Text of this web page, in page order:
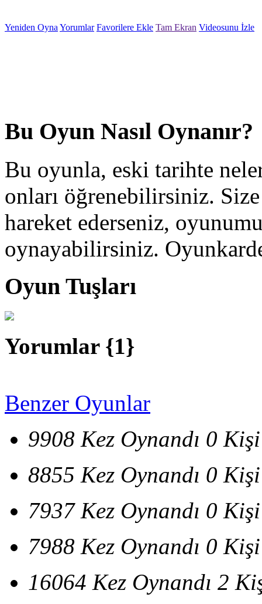
Yeniden Oyna Yorumlar Favorilere Ekle Tam Ekran Videosunu İzle
Bu Oyun Nasıl Oynanır?
Bu oyunla, eski tarihte
onları öğrenebilirsiniz.
hareket ederseniz,
oynayabilirsiniz.
Oyun Tuşları
Yorumlar {1}
Benzer Oyunlar
9908 Kez Oynandı 0
8855 Kez Oynandı 0
7937 Kez Oynandı 0
7988 Kez Oynandı 0
16064 Kez Oynandı 2